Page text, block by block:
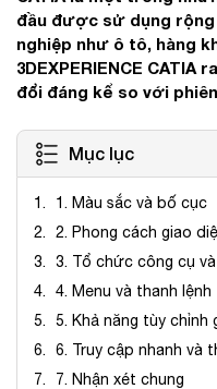
đầu được sử dụng
nghiệp như ô tô, hàng
3DEXPERIENCE
đổi đáng kể so với
Mục lục
1. Màu sắc và bố cục
2. Phong cách giao
3. Tổ chức công cụ
4. Menu và thanh lệnh
5. Khả năng tùy chỉnh
6. Truy cập nhanh và
7. Nhận xét chung